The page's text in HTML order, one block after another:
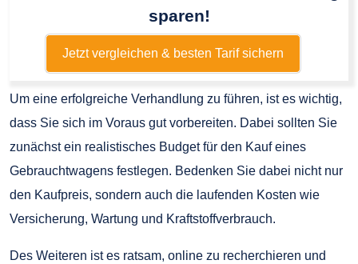
sparen!
Jetzt vergleichen & besten Tarif sichern
Um eine erfolgreiche Verhandlung zu führen, ist es wichtig,
dass Sie sich im Voraus gut vorbereiten. Dabei sollten Sie
zunächst ein realistisches Budget für den Kauf eines
Gebrauchtwagens festlegen. Bedenken Sie dabei nicht nur
den Kaufpreis, sondern auch die laufenden Kosten wie
Versicherung, Wartung und Kraftstoffverbrauch.
Des Weiteren ist es ratsam, online zu recherchieren und